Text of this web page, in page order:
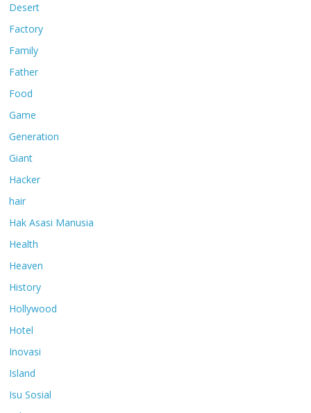
Desert
Factory
Family
Father
Food
Game
Generation
Giant
Hacker
hair
Hak Asasi Manusia
Health
Heaven
History
Hollywood
Hotel
Inovasi
Island
Isu Sosial